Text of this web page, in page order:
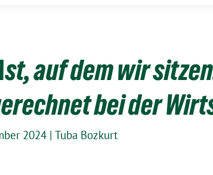
auf dem wir
bei der
2024 | Tuba Bozkurt